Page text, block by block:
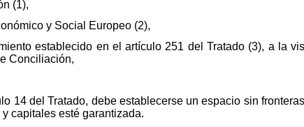
(1),
y Social Europeo (2),
establecido en el artículo 251 del Tratado (3), a la
Conciliación,
14 del Tratado, debe establecerse un espacio sin
capitales esté garantizada.